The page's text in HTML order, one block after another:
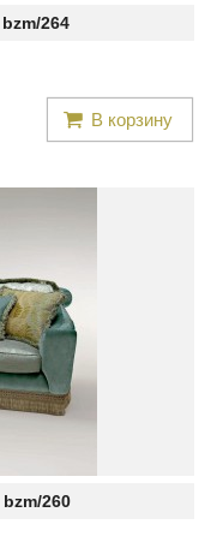
bzm/264
В корзину
bzm/260